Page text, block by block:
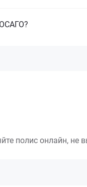
полис онлайн, не